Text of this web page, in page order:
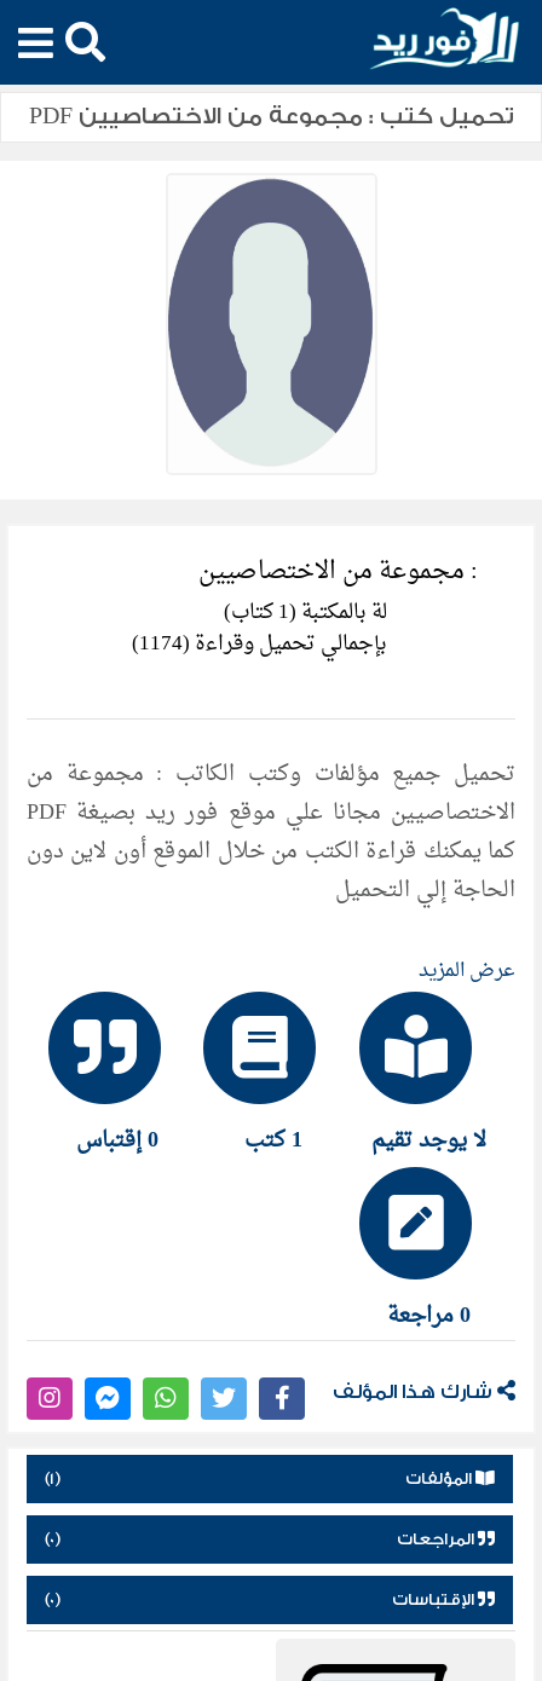
تحميل كتب : مجموعة من الاختصاصيين PDF
: مجموعة من الاختصاصيين
لة بالمكتبة (1 كتاب)
بإجمالي تحميل وقراءة (1174)
تحميل جميع مؤلفات وكتب الكاتب : مجموعة من
الاختصاصيين مجانا علي موقع فور ريد بصيغة PDF
كما يمكنك قراءة الكتب من خلال الموقع أون لاين دون
الحاجة إلي التحميل
عرض المزيد
لا يوجد تقيم 1 كتب 0 إقتباس
0 مراجعة
شارك هذا المؤلف
المؤلفات (1)
المراجعات (0)
الإقتباسات (0)